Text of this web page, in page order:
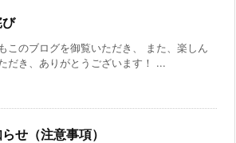
このブログを御覧いただき、 また、楽しん
だき、ありがとうございます！ ...
せ（注意事項）